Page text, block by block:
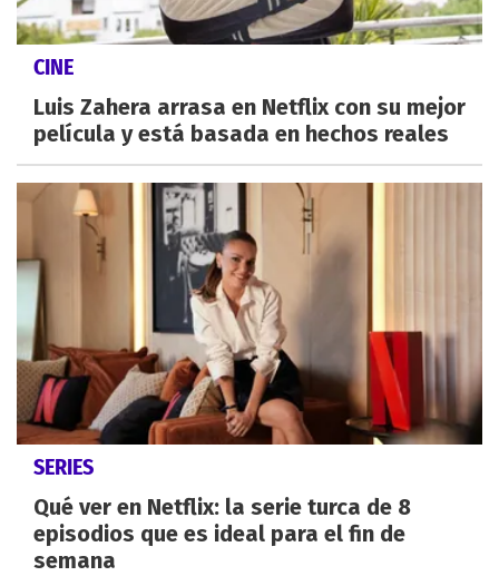
CINE
Luis Zahera arrasa en Netflix con su mejor
película y está basada en hechos reales
SERIES
Qué ver en Netflix: la serie turca de 8
episodios que es ideal para el fin de
semana